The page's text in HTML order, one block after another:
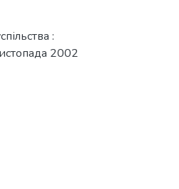
:
2002